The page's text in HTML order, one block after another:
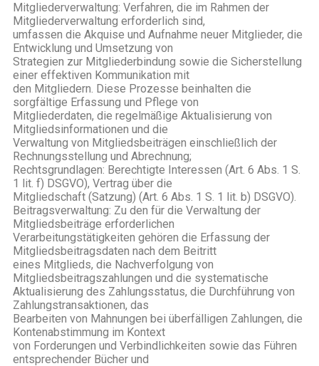
Mitgliederverwaltung: Verfahren, die im Rahmen der
Mitgliederverwaltung erforderlich sind,
umfassen die Akquise und Aufnahme neuer Mitglieder, die
Entwicklung und Umsetzung von
Strategien zur Mitgliederbindung sowie die Sicherstellung
einer effektiven Kommunikation mit
den Mitgliedern. Diese Prozesse beinhalten die
sorgfältige Erfassung und Pflege von
Mitgliederdaten, die regelmäßige Aktualisierung von
Mitgliedsinformationen und die
Verwaltung von Mitgliedsbeiträgen einschließlich der
Rechnungsstellung und Abrechnung;
Rechtsgrundlagen: Berechtigte Interessen (Art. 6 Abs. 1 S.
1 lit. f) DSGVO), Vertrag über die
Mitgliedschaft (Satzung) (Art. 6 Abs. 1 S. 1 lit. b) DSGVO).
Beitragsverwaltung: Zu den für die Verwaltung der
Mitgliedsbeiträge erforderlichen
Verarbeitungstätigkeiten gehören die Erfassung der
Mitgliedsbeitragsdaten nach dem Beitritt
eines Mitglieds, die Nachverfolgung von
Mitgliedsbeitragszahlungen und die systematische
Aktualisierung des Zahlungsstatus, die Durchführung von
Zahlungstransaktionen, das
Bearbeiten von Mahnungen bei überfälligen Zahlungen, die
Kontenabstimmung im Kontext
von Forderungen und Verbindlichkeiten sowie das Führen
entsprechender Bücher und